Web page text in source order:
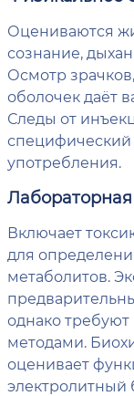
Оцениваются
сознание,
Осмотр
оболочек даёт
Следы от
специфический
употребления.
Включает
для
метаболитов.
однако
методами.
оценивает
электролитный